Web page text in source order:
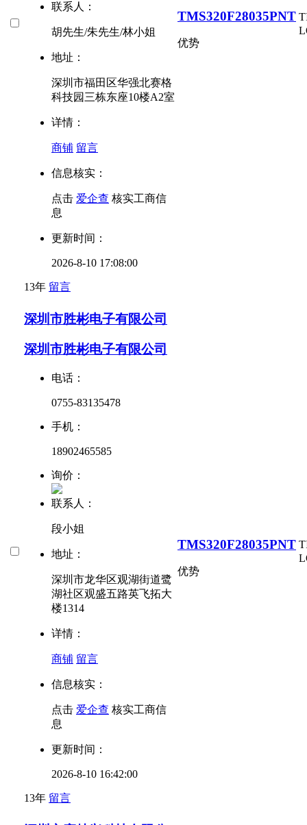
联系人：
胡先生/朱先生/林小姐
地址：
深圳市福田区华强北赛格
科技园三栋东座10楼A2室
详情：
商铺 留言
信息核实：
点击 爱企查 核实工商信
息
更新时间：
2026-8-10 17:08:00
13年 留言
TMS320F28035PNT
优势
深圳市胜彬电子有限公司
深圳市胜彬电子有限公司
电话：
0755-83135478
手机：
18902465585
询价：
联系人：
段小姐
地址：
深圳市龙华区观湖街道鹭
湖社区观盛五路英飞拓大
楼1314
详情：
商铺 留言
信息核实：
点击 爱企查 核实工商信
息
更新时间：
2026-8-10 16:42:00
13年 留言
TMS320F28035PNT
优势